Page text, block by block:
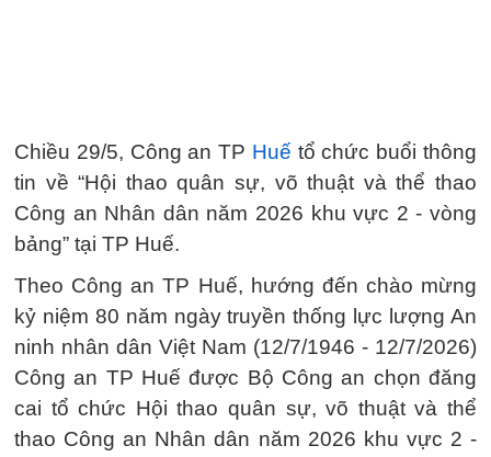
Chiều 29/5, Công an TP Huế tổ chức buổi thông
tin về “Hội thao quân sự, võ thuật và thể thao
Công an Nhân dân năm 2026 khu vực 2 - vòng
bảng” tại TP Huế.
Theo Công an TP Huế, hướng đến chào mừng
kỷ niệm 80 năm ngày truyền thống lực lượng An
ninh nhân dân Việt Nam (12/7/1946 - 12/7/2026)
Công an TP Huế được Bộ Công an chọn đăng
cai tổ chức Hội thao quân sự, võ thuật và thể
thao Công an Nhân dân năm 2026 khu vực 2 -